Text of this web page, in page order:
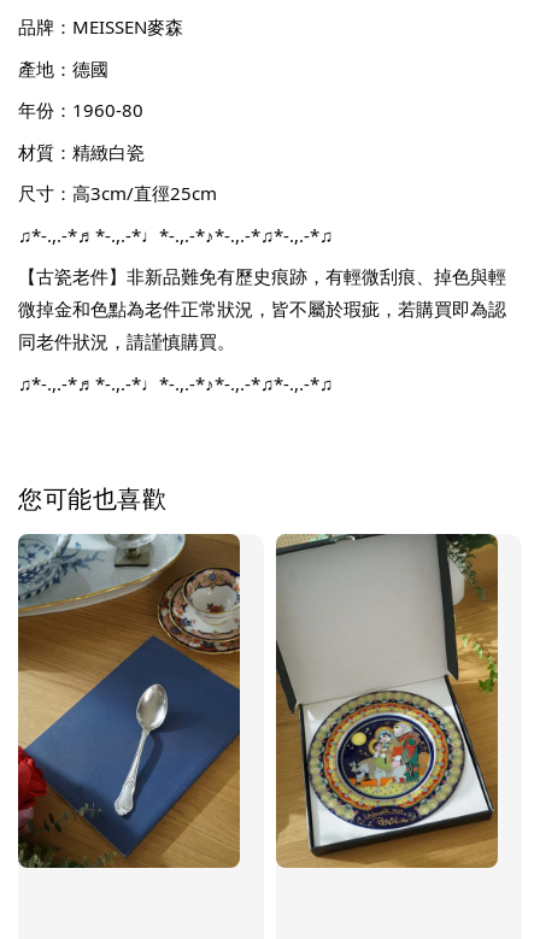
品牌：MEISSEN麥森
產地：德國
年份：1960-80
材質：精緻白瓷
尺寸：高3cm/直徑25cm
♫*-.,.-*♬*-.,.-*♩*-.,.-*♪*-.,.-*♫*-.,.-*♫
【古瓷老件】非新品難免有歷史痕跡，有輕微刮痕、掉色與輕
微掉金和色點為老件正常狀況，皆不屬於瑕疵，若購買即為認
同老件狀況，請謹慎購買。
♫*-.,.-*♬*-.,.-*♩*-.,.-*♪*-.,.-*♫*-.,.-*♫
您可能也喜歡